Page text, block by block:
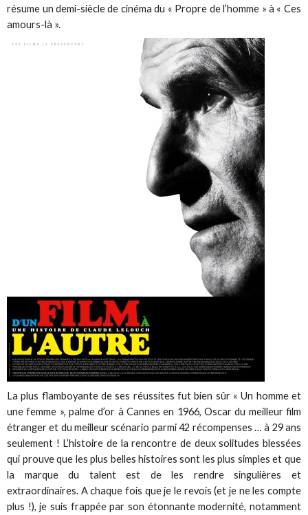
résume un demi-siècle de cinéma du « Propre de l’homme » à « Ces
amours-là ».
La plus flamboyante de ses réussites fut bien sûr « Un homme et
une femme », palme d’or à Cannes en 1966, Oscar du meilleur film
étranger et du meilleur scénario parmi 42 récompenses … à 29 ans
seulement ! L’histoire de la rencontre de deux solitudes blessées
qui prouve que les plus belles histoires sont les plus simples et que
la marque du talent est de les rendre singulières et
extraordinaires. A chaque fois que je le revois (et je ne les compte
plus !), je suis frappée par son étonnante modernité, notamment